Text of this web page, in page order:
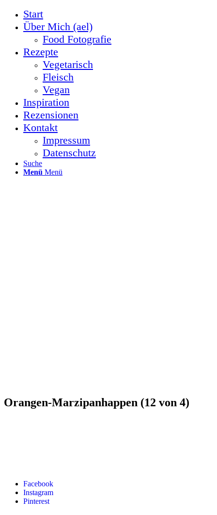
Start
Über Mich (ael)
Food Fotografie
Rezepte
Vegetarisch
Fleisch
Vegan
Inspiration
Rezensionen
Kontakt
Impressum
Datenschutz
Suche
Menü Menü
Facebook
Instagram
Pinterest
Orangen-Marzipanhappen (12 von 4)